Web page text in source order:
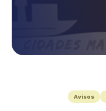
Avisos